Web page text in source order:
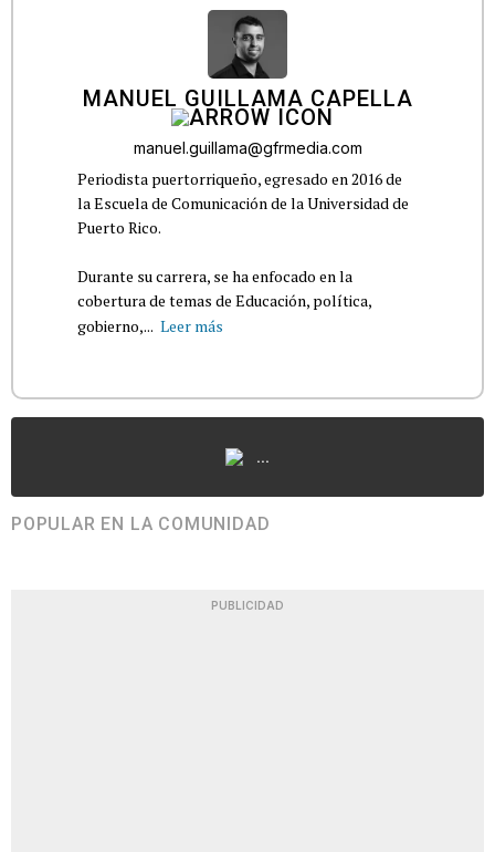
MANUEL GUILLAMA CAPELLA
manuel.guillama@gfrmedia.com
Periodista puertorriqueño, egresado en 2016 de
la Escuela de Comunicación de la Universidad de
Puerto Rico.
Durante su carrera, se ha enfocado en la
cobertura de temas de Educación, política,
gobierno,... Leer más
...
POPULAR EN LA COMUNIDAD
PUBLICIDAD